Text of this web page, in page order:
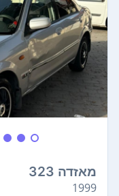
מאזדה 323
1999